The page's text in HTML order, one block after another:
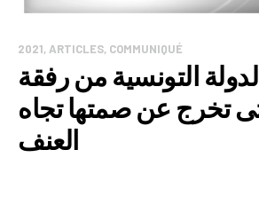
2021, ARTICLES, COMMUNIQUÉ
التونسية من رفقة
تخرج عن صمتها تجاه
العنف